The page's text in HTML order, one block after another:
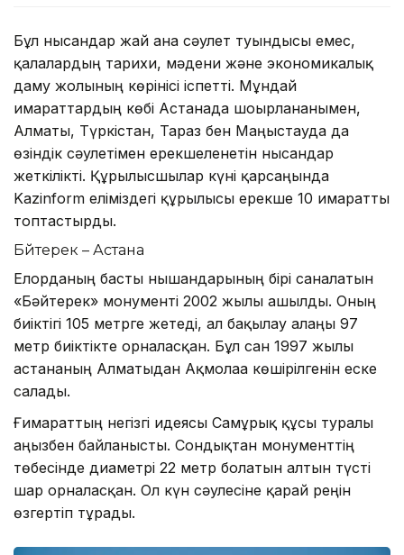
Бұл нысандар жай ғана сәулет туындысы емес,
қалалардың тарихи, мәдени және экономикалық
даму жолының көрінісі іспетті. Мұндай
ғимараттардың көбі Астанада шоғырланғанымен,
Алматы, Түркістан, Тараз бен Маңғыстауда да
өзіндік сәулетімен ерекшеленетін нысандар
жеткілікті. Құрылысшылар күні қарсаңында
Kazinform еліміздегі құрылысы ерекше 10 ғимаратты
топтастырды.
Бәйтерек – Астана
Елорданың басты нышандарының бірі саналатын
«Бәйтерек» монументі 2002 жылы ашылды. Оның
биіктігі 105 метрге жетеді, ал бақылау алаңы 97
метр биіктікте орналасқан. Бұл сан 1997 жылы
астананың Алматыдан Ақмолаға көшірілгенін еске
салады.
Ғимараттың негізгі идеясы Самұрық құсы туралы
аңызбен байланысты. Сондықтан монументтің
төбесінде диаметрі 22 метр болатын алтын түсті
шар орналасқан. Ол күн сәулесіне қарай реңін
өзгертіп тұрады.